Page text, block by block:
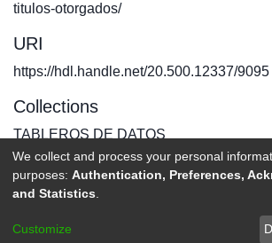
titulos-otorgados/
URI
https://hdl.handle.net/20.500.12337/9095
Collections
TABLEROS DE DATOS
Full item page
DSpace software copyright © 2002-
We collect and process your personal
purposes: Authentication, Preferences,
and Statistics
Customize